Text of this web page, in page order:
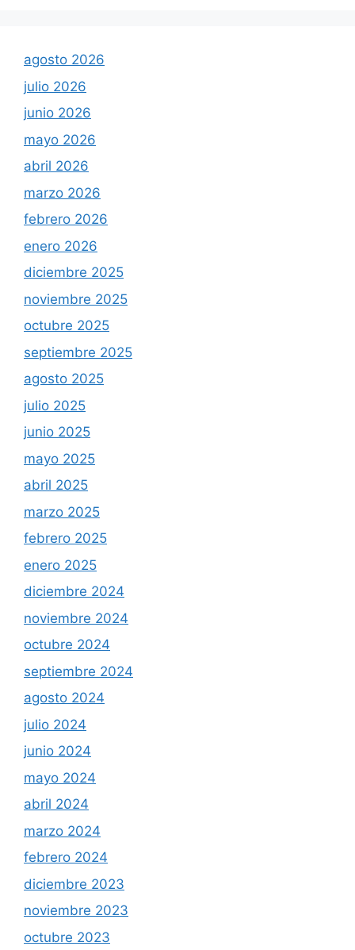
agosto 2026
julio 2026
junio 2026
mayo 2026
abril 2026
marzo 2026
febrero 2026
enero 2026
diciembre 2025
noviembre 2025
octubre 2025
septiembre 2025
agosto 2025
julio 2025
junio 2025
mayo 2025
abril 2025
marzo 2025
febrero 2025
enero 2025
diciembre 2024
noviembre 2024
octubre 2024
septiembre 2024
agosto 2024
julio 2024
junio 2024
mayo 2024
abril 2024
marzo 2024
febrero 2024
diciembre 2023
noviembre 2023
octubre 2023